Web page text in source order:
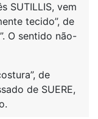
SUTILLIS, vem
tecido”, de
O sentido não-
de
de SUERE,